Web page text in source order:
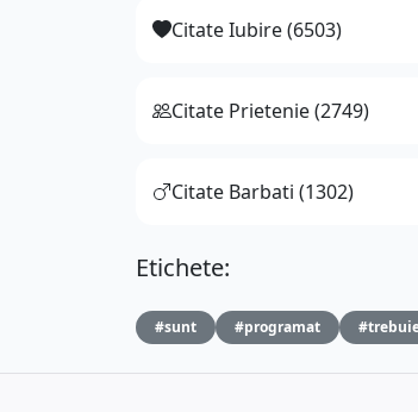
Citate Iubire (6503)
Citate Prietenie (2749)
Citate Barbati (1302)
Etichete:
#sunt #programat